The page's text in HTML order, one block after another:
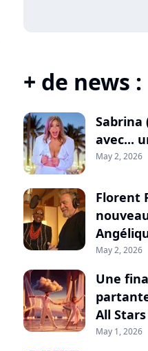
+ de news :
Sabrina
avec...
May 2, 2026
Florent
May 2, 2026
Une
All Stars
May 1, 2026